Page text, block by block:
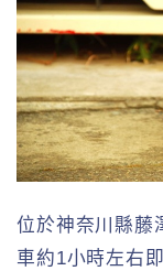
位於神奈川縣藤
車約1小時左右